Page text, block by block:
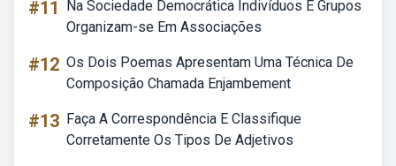
#11
Na Sociedade Democrática Indivíduos E Grupos
Organizam-se Em Associações
#12 Os Dois Poemas Apresentam Uma Técnica De
Composição Chamada Enjambement
#13 Faça A Correspondência E Classifique
Corretamente Os Tipos De Adjetivos